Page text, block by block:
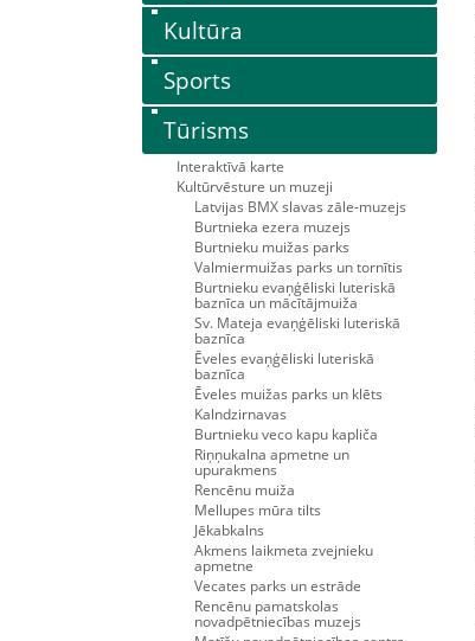
Kultūra
Sports
Tūrisms
Interaktīvā karte
Kultūrvēsture un muzeji
Latvijas BMX slavas zāle-muzejs
Burtnieka ezera muzejs
Burtnieku muižas parks
Valmiermuižas parks un tornītis
Burtnieku evaņģēliski luteriskā
baznīca un mācītājmuiža
Sv. Mateja evaņģēliski luteriskā
baznīca
Ēveles evaņģēliski luteriskā
baznīca
Ēveles muižas parks un klēts
Kalndzirnavas
Burtnieku veco kapu kapliča
Riņņukalna apmetne un
upurakmens
Rencēnu muiža
Mellupes mūra tilts
Jēkabkalns
Akmens laikmeta zvejnieku
apmetne
Vecates parks un estrāde
Rencēnu pamatskolas
novadpētniecības muzejs